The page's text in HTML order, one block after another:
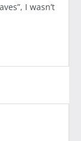
I wasn’t